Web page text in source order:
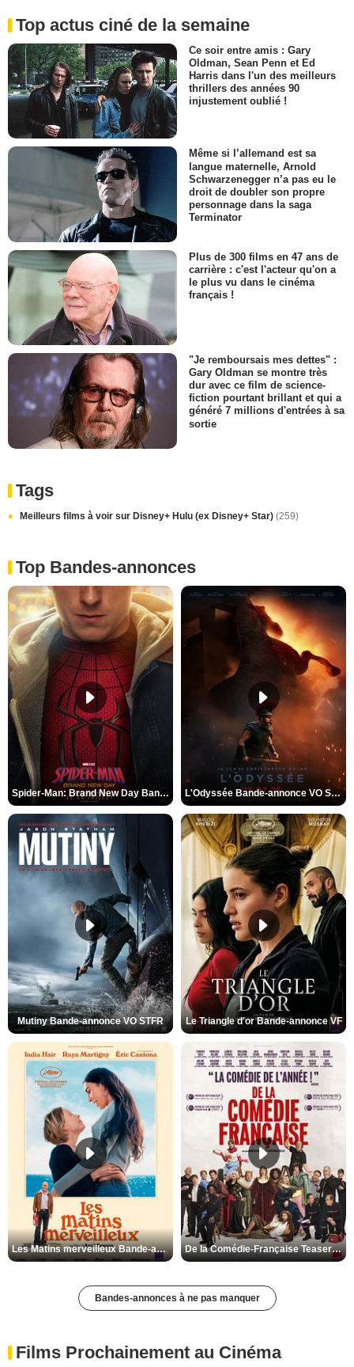
Top actus ciné de la semaine
Ce soir entre amis : Gary
Oldman, Sean Penn et Ed
Harris dans l'un des meilleurs
thrillers des années 90
injustement oublié !
Même si l’allemand est sa
langue maternelle, Arnold
Schwarzenegger n’a pas eu le
droit de doubler son propre
personnage dans la saga
Terminator
Plus de 300 films en 47 ans de
carrière : c'est l'acteur qu'on a
le plus vu dans le cinéma
français !
"Je remboursais mes dettes" :
Gary Oldman se montre très
dur avec ce film de science-
fiction pourtant brillant et qui a
généré 7 millions d'entrées à sa
sortie
Tags
Meilleurs films à voir sur Disney+ Hulu (ex Disney+ Star) (259)
Top Bandes-annonces
Spider-Man: Brand New Day Bande-annonce VO STFR L'Odyssée Bande-annonce VO STFR
Mutiny Bande-annonce VO STFR Le Triangle d'or Bande-annonce VF
Les Matins merveilleux Bande-annonce VF De la Comédie-Française Teaser VF
Bandes-annonces à ne pas manquer
Films Prochainement au Cinéma